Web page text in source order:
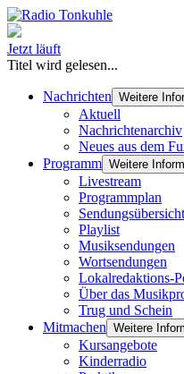
Jetzt läuft
Titel wird gelesen...
Nachrichten Weitere
Aktuell
Nachrichtenarchiv
Neues aus dem
Programm Weitere
Livestream
Programmplan
Sendungsübersicht
Playlist
Musiksendungen
Wortsendungen
Lokalredaktions-
Über das
Trug und Schein
Mitmachen Weitere
Kursangebote
Kinderradio